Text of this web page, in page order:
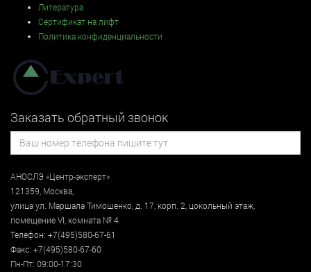
Литература
Сертификат на лифт
Политика конфиденциальности
Заказать обратный звонок
АНОСЛЭ «Центр-эксперт»
121359 Москва
улицаул. Маршала Тимошенко, д. 17, корп. 2, цокольный этаж
помещение VI, комната № 4
Телефон: +7(495)580-67-61
Факс: +7(495)580-67-60
Пн-Пт: 09:00-17:30